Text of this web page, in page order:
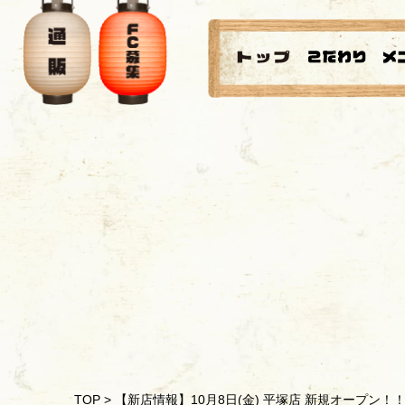
TOP > 【新店情報】10月8日(金) 平塚店 新規オープン！！